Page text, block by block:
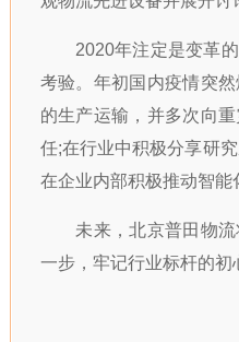
2020年注定是变革的
考验。年初国内疫情突
的生产运输，并多次向
任;在行业中积极分享研
在企业内部积极推动智
未来，北京普田物流
一步，牢记行业标杆的